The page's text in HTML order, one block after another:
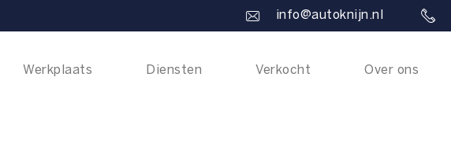
info@autoknijn.nl
Werkplaats Diensten Verkocht Over ons